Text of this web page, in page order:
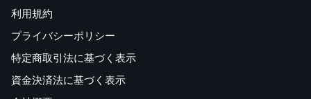
利用規約
プライバシーポリシー
特定商取引法に基づく表示
資金決済法に基づく表示